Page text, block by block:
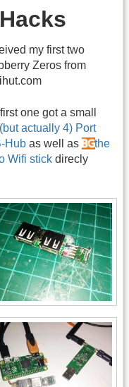
my first two
Zeros from
one got a small
actually 4) Port
Hub as well as
the
Wifi stick direcly